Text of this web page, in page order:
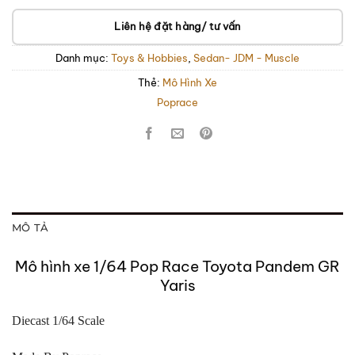
Liên hệ đặt hàng/ tư vấn
Danh mục: Toys & Hobbies Sedan- JDM - Muscle
Thẻ: Mô Hình Xe
Poprace
MÔ TẢ
Mô hình xe 1/64 Pop Race Toyota Pandem GR
Yaris
Diecast 1/64 Scale